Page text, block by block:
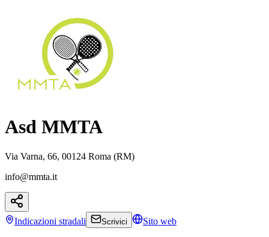
Asd MMTA
Via Varna, 66, 00124 Roma (RM)
info@mmta.it
Indicazioni stradali Scrivici Sito web